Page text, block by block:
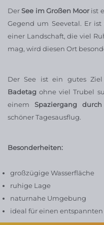
DerSee im Großen Moorist
Gegend um Seevetal. Er
einer Landschaft, die viel
mag, wird diesen Ort
Der See ist ein gutes
Badetag ohne viel Trubel
einem Spaziergang
schöner Tagesausflug.
Besonderheiten:
großzügige Wasserfläche
ruhige Lage
naturnahe Umgebung
ideal für einen